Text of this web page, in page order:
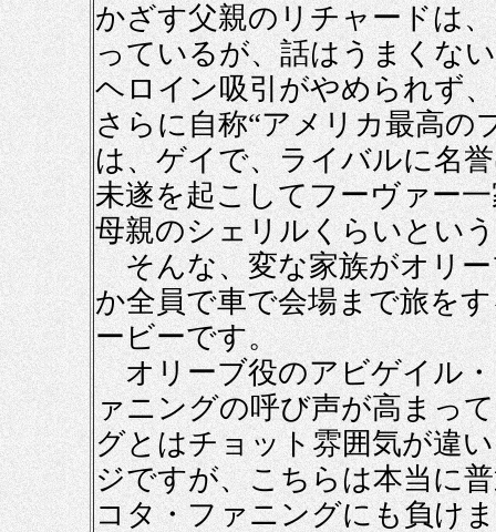
かざす父親のリチャードは
っているが、話はうまくな
ヘロイン吸引がやめられず
さらに自称“アメリカ最高の
は、ゲイで、ライバルに名
未遂を起こしてフーヴァー
母親のシェリルくらいとい
そんな、変な家族がオリー
か全員で車で会場まで旅を
ービーです。
オリーブ役のアビゲイル・
ァニングの呼び声が高まっ
グとはチョット雰囲気が違
ジですが、こちらは本当に
コタ・ファニングにも負け